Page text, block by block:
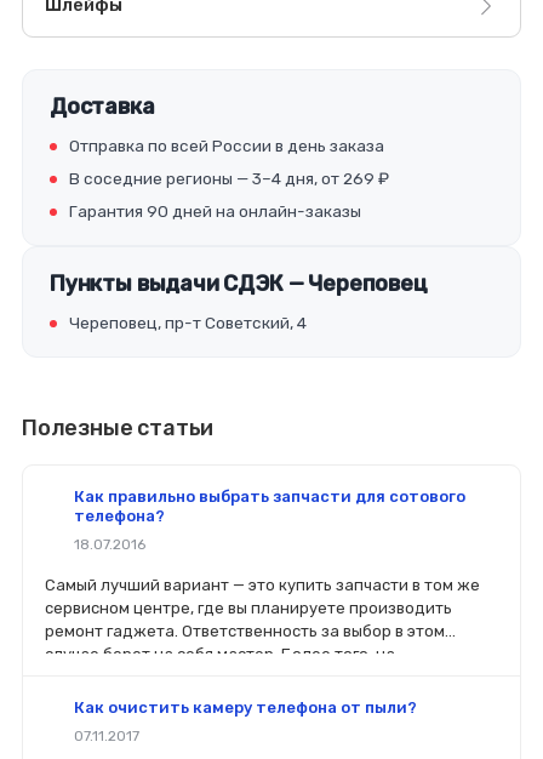
Шлейфы
Доставка
Отправка по всей России в день заказа
В соседние регионы — 3–4 дня, от 269 ₽
Гарантия 90 дней на онлайн-заказы
Пункты выдачи СДЭК — Череповец
Череповец, пр-т Советский, 4
Полезные статьи
Как правильно выбрать запчасти для сотового
телефона?
18.07.2016
Самый лучший вариант — это купить запчасти в том же
сервисном центре, где вы планируете производить
ремонт гаджета. Ответственность за выбор в этом
случае берет на себя мастер. Более того, на
вы планируете делать ремонт самостоятельно, то выбор
перед покупкой нового модуля старый был в руках. Так
Как очистить камеру телефона от пыли?
07.11.2017